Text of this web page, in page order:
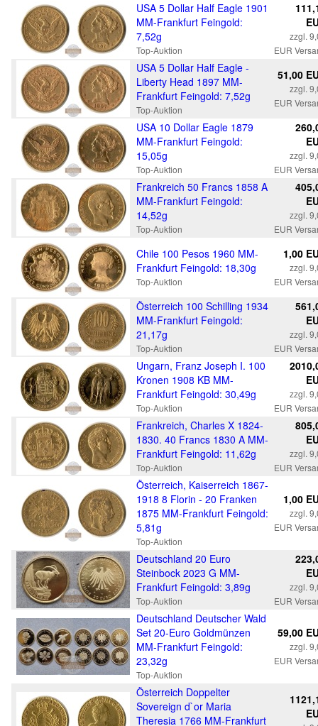
USA 5 Dollar Half Eagle 1901
MM-Frankfurt Feingold:
7,52g
Top-Auktion
zzgl.
EUR
USA 5 Dollar Half Eagle -
Liberty Head 1897 MM-
Frankfurt Feingold: 7,52g
Top-Auktion
51,00
zzgl.
EUR
USA 10 Dollar Eagle 1879
MM-Frankfurt Feingold:
15,05g
Top-Auktion
zzgl.
EUR
Frankreich 50 Francs 1858 A
MM-Frankfurt Feingold:
14,52g
Top-Auktion
zzgl.
EUR
Chile 100 Pesos 1960 MM-
Frankfurt Feingold: 18,30g
Top-Auktion
1,00
zzgl.
EUR
Österreich 100 Schilling 1934
MM-Frankfurt Feingold:
21,17g
Top-Auktion
zzgl.
EUR
Ungarn, Franz Joseph I. 100
Kronen 1908 KB MM-
Frankfurt Feingold: 30,49g
Top-Auktion
zzgl.
EUR
Frankreich, Charles X 1824-
1830. 40 Francs 1830 A MM-
Frankfurt Feingold: 11,62g
Top-Auktion
zzgl.
EUR
Österreich, Kaiserreich 1867-
1918 8 Florin - 20 Franken
1875 MM-Frankfurt Feingold:
5,81g
Top-Auktion
1,00
zzgl.
EUR
Deutschland 20 Euro
Steinbock 2023 G MM-
Frankfurt Feingold: 3,89g
Top-Auktion
zzgl.
EUR
Deutschland Deutscher Wald
Set 20-Euro Goldmünzen
MM-Frankfurt Feingold:
23,32g
Top-Auktion
59,00
zzgl.
EUR
Österreich Doppelter
Sovereign d`or Maria
Theresia 1766 MM-Frankfurt